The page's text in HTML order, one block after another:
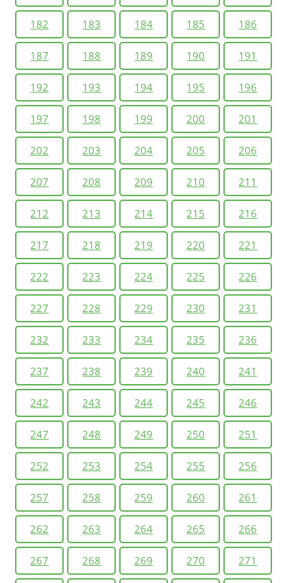
182 183 184 185 186
187 188 189 190 191
192 193 194 195 196
197 198 199 200 201
202 203 204 205 206
207 208 209 210 211
212 213 214 215 216
217 218 219 220 221
222 223 224 225 226
227 228 229 230 231
232 233 234 235 236
237 238 239 240 241
242 243 244 245 246
247 248 249 250 251
252 253 254 255 256
257 258 259 260 261
262 263 264 265 266
267 268 269 270 271